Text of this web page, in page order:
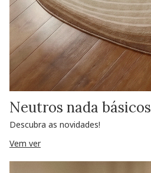
Neutros nada básicos
Descubra as novidades!
Vem ver